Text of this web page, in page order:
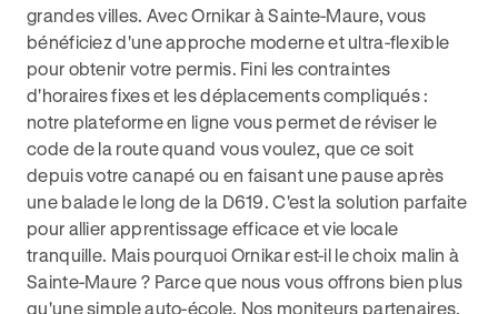
grandes villes. Avec Ornikar à Sainte-Maure, vous
bénéficiez d'une approche moderne et ultra-flexible
pour obtenir votre permis. Fini les contraintes
d'horaires fixes et les déplacements compliqués :
notre plateforme en ligne vous permet de réviser le
code de la route quand vous voulez, que ce soit
depuis votre canapé ou en faisant une pause après
une balade le long de la D619. C'est la solution parfaite
pour allier apprentissage efficace et vie locale
tranquille. Mais pourquoi Ornikar est-il le choix malin à
Sainte-Maure ? Parce que nous vous offrons bien plus
qu'une simple auto-école. Nos moniteurs partenaires,